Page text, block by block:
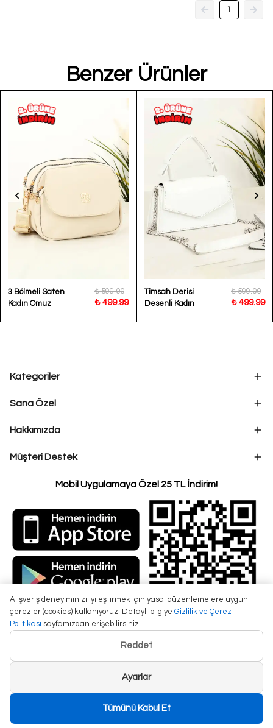
Alışveriş deneyiminizi iyileştirmek için yasal düzenlemelere uygun
çerezler (cookies) kullanıyoruz. Detaylı bilgiye Gizlilik ve Çerez
Politikası sayfamızdan erişebilirsiniz.
Reddet
Ayarlar
Tümünü Kabul Et
1
Benzer Ürünler
3 Bölmeli Saten
Kadın Omuz
₺ 599.00
₺ 499.99
Timsah Derisi
Desenli Kadın
₺ 599.00
₺ 499.99
Kategoriler
Sana Özel
Hakkımızda
Müşteri Destek
Mobil Uygulamaya Özel 25 TL İndirim!